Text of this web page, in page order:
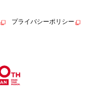
プライバシーポリシー